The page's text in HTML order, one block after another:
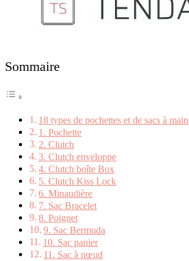
Sommaire
18 types de pochettes et de sacs à main
1. Pochette
2. Clutch
3. Clutch enveloppe
4. Clutch boîte Box
5. Clutch Kiss Lock
6. Minaudière
7. Sac Bracelet
8. Poignet
9. Sac Bermuda
10. Sac panier
11. Sac à nœud